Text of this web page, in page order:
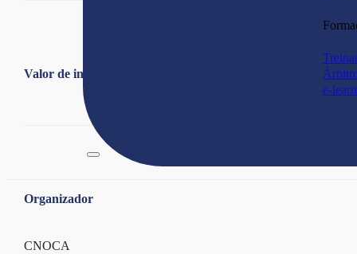
e-
Valor de inscrição
Organizador
CNOCA